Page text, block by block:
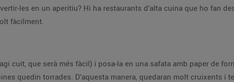
les en un aperitiu? Hi ha restaurants d’alta cuina que ho fan
fàcilment.
cuit, que serà més fàcil) i posa-la en una safata amb paper de
quedin torrades. D’aquesta manera, quedaran molt cruixents i